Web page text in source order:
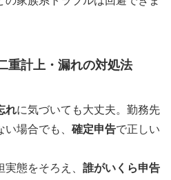
重計上・漏れの対処法
れに気づいても大丈夫。勤務先
場合でも、 確定申告で正しい
態をそろえ、 誰がいくら申告